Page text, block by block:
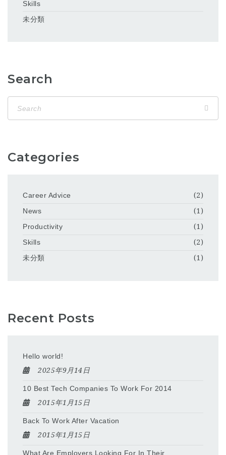
Skills
未分類
Search
Categories
Career Advice
(2)
News
(1)
Productivity
(1)
Skills
(2)
未分類
(1)
Recent Posts
Hello world!
2025年9月14日
10 Best Tech Companies To Work For 2014
2015年1月15日
Back To Work After Vacation
2015年1月15日
What Are Employers Looking For In Their